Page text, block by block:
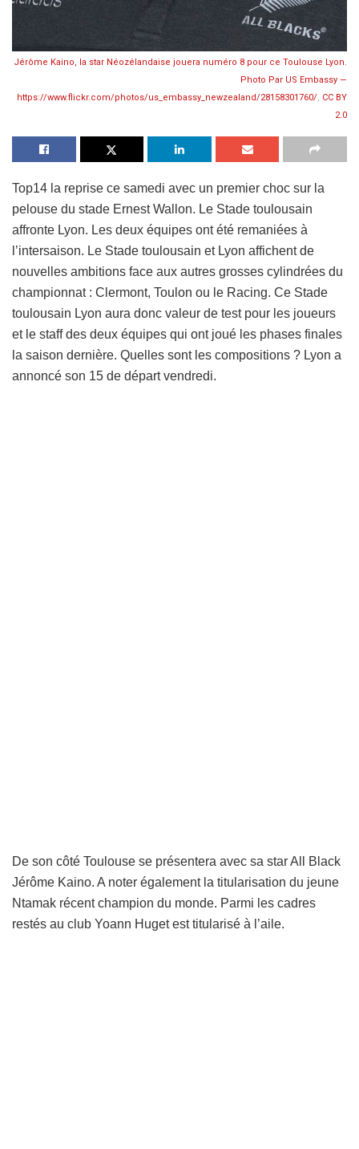
Jérôme Kaino, la star Néozélandaise jouera numéro 8 pour ce Toulouse Lyon.
Photo Par US Embassy —
https://www.flickr.com/photos/us_embassy_newzealand/28158301760/, CC BY
2.0
Top14 la reprise ce samedi avec un premier choc sur la
pelouse du stade Ernest Wallon. Le Stade toulousain
affronte Lyon. Les deux équipes ont été remaniées à
l’intersaison. Le Stade toulousain et Lyon affichent de
nouvelles ambitions face aux autres grosses cylindrées du
championnat : Clermont, Toulon ou le Racing. Ce Stade
toulousain Lyon aura donc valeur de test pour les joueurs
et le staff des deux équipes qui ont joué les phases finales
la saison dernière. Quelles sont les compositions ? Lyon a
annoncé son 15 de départ vendredi.
De son côté Toulouse se présentera avec sa star All Black
Jérôme Kaino. A noter également la titularisation du jeune
Ntamak récent champion du monde. Parmi les cadres
restés au club Yoann Huget est titularisé à l’aile.